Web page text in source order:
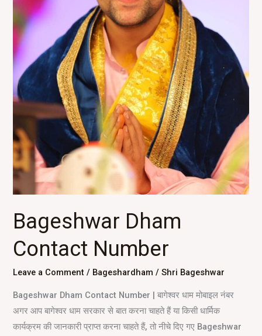
Bageshwar Dham
Contact Number
Leave a Comment / Bageshardham /Shri Bageshwar
Bageshwar Dham Contact Number | बागेश्वर धाम मोबाइल नंबर
अगर आप बागेश्वर धाम सरकार से बात करना चाहते हैं या किसी धार्मिक
कार्यक्रम की जानकारी प्राप्त करना चाहते हैं, तो नीचे दिए गए Bageshwar